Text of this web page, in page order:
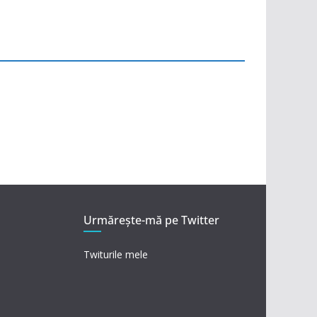
Urmărește-mă pe Twitter
Twiturile mele